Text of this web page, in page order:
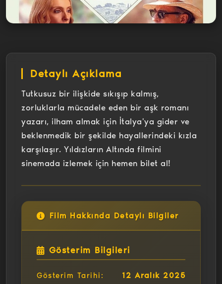
Detaylı Açıklama
Tutkusuz bir ilişkide sıkışıp kalmış,
zorluklarla mücadele eden bir aşk romanı
yazarı, ilham almak için İtalya'ya gider ve
beklenmedik bir şekilde hayallerindeki kızla
karşılaşır. Yıldızların Altında filmini
sinemada izlemek için hemen bilet al!
Film Hakkında Detaylı Bilgiler
Gösterim Bilgileri
Gösterim Tarihi: 12 Aralık 2025